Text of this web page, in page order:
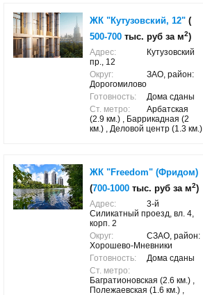
ЖК "Кутузовский, 12" (
500-700 тыс. руб за м2)
Адрес:
Кутузовский
пр., 12
Округ:
ЗАО, район:
Дорогомилово
Готовность:
Дома сданы
Ст. метро:
Арбатская
(2.9 км.) , Баррикадная (2
км.) , Деловой центр (1.3 км.)
ЖК "Freedom" (Фридом)
(700-1000 тыс. руб за м2)
Адрес:
3-й
Силикатный проезд, вл. 4,
корп. 2
Округ:
СЗАО, район:
Хорошево-Мневники
Готовность:
Дома сданы
Ст. метро:
Багратионовская (2.6 км.) ,
Полежаевская (1.6 км.) ,